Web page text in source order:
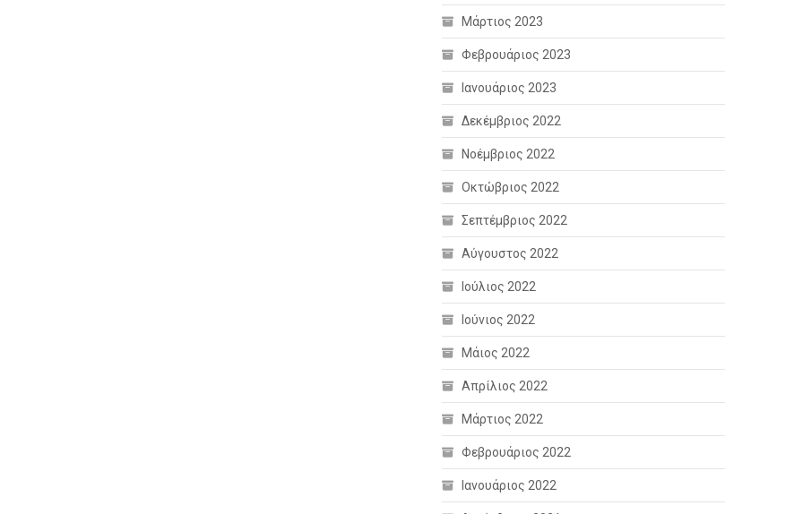
Μάρτιος 2023
Φεβρουάριος 2023
Ιανουάριος 2023
Δεκέμβριος 2022
Νοέμβριος 2022
Οκτώβριος 2022
Σεπτέμβριος 2022
Αύγουστος 2022
Ιούλιος 2022
Ιούνιος 2022
Μάιος 2022
Απρίλιος 2022
Μάρτιος 2022
Φεβρουάριος 2022
Ιανουάριος 2022